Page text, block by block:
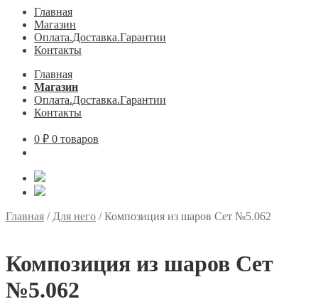
Главная
Магазин
Оплата.Доставка.Гарантии
Контакты
Главная
Магазин
Оплата.Доставка.Гарантии
Контакты
0 ₽ 0 товаров
Главная / Для него /Композиция из шаров Сет №5.062
Композиция из шаров Сет
№5.062